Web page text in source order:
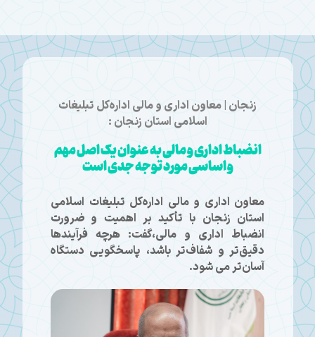
زنجان | معاون اداری و مالی اداره‌کل تبلیغات
اسلامی استان زنجان :
انضباط اداری و مالی به عنوان یک اصل مهم
و اساسی مورد توجه جدی است
معاون اداری و مالی اداره‌کل تبلیغات اسلامی
استان زنجان با تأکید بر اهمیت و ضرورت
انضباط اداری و مالی،گفت: هرچه فرآیندها
دقیق‌تر و شفاف‌تر باشد، پاسخگویی دستگاه
آسان‌تر می شود.